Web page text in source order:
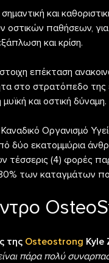
σημαντική και
παθήσεων, για
και κρίση.
επέκταση
στο στρατόπεδο της
και οστική δύναμη.
Οργανισμό
δύο εκατομμύρια
τέσσερις (4) φορές
των καταγμάτων
της Osteostrong Kyle
πάρα πολύ